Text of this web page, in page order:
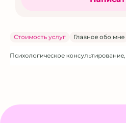
Стоимость услуг Главное обо мне
Психологическое